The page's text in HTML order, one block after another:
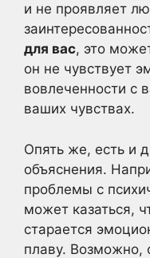
и не проявляет
для вас, это
он не чувствует
вовлеченности с
ваших чувствах.
Опять же, есть и
объяснения.
проблемы с
может казаться,
старается
плаву. Возможно,